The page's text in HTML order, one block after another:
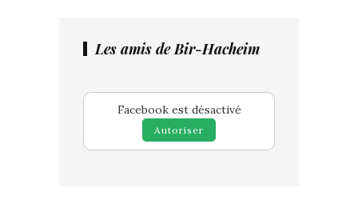
Les amis de Bir-Hacheim
Facebook est désactivé
Autoriser